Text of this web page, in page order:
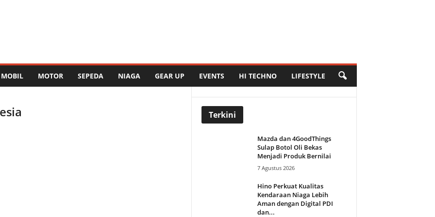
MOBIL MOTOR SEPEDA NIAGA GEAR UP EVENTS HI TECHNO LIFESTYLE
Terkini
Mazda dan 4GoodThings
Sulap Botol Oli Bekas
Menjadi Produk Bernilai
7 Agustus 2026
Hino Perkuat Kualitas
Kendaraan Niaga Lebih
Aman dengan Digital PDI
dan...